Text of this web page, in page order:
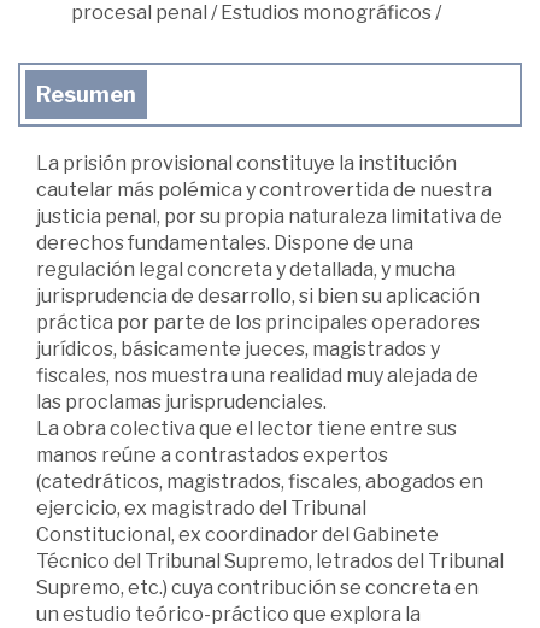
procesal penal /Estudios monográficos/
Resumen
La prisión provisional constituye la institución
cautelar más polémica y controvertida de nuestra
justicia penal, por su propia naturaleza limitativa de
derechos fundamentales. Dispone de una
regulación legal concreta y detallada, y mucha
jurisprudencia de desarrollo, si bien su aplicación
práctica por parte de los principales operadores
jurídicos, básicamente jueces, magistrados y
fiscales, nos muestra una realidad muy alejada de
las proclamas jurisprudenciales.
La obra colectiva que el lector tiene entre sus
manos reúne a contrastados expertos
(catedráticos, magistrados, fiscales, abogados en
ejercicio, ex magistrado del Tribunal
Constitucional, ex coordinador del Gabinete
Técnico del Tribunal Supremo, letrados del Tribunal
Supremo, etc.) cuya contribución se concreta en
un estudio teórico-práctico que explora la